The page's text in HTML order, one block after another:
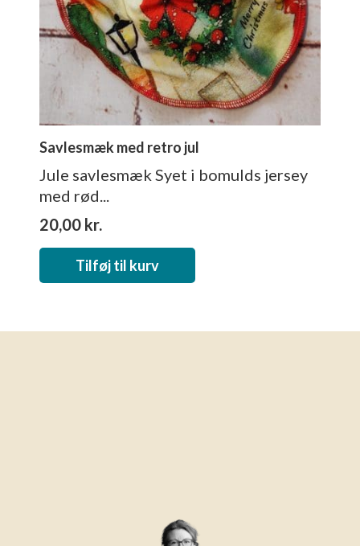
Savlesmæk med retro jul
Jule savlesmæk Syet i bomulds jersey
med rød...
20,00 kr.
Tilføj til kurv